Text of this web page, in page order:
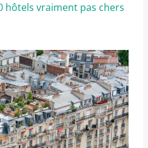
hôtels vraiment pas chers